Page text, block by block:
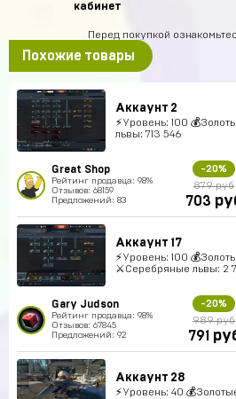
кабинет
Перед покупкой
Похожие товары
Аккаунт 2
⚡Уровень: 100
львы: 713 546
Great Shop
Рейтинг продавца: 98%
Отзывов: 68159
Предложений: 83
-20%
879 руб
703
Аккаунт 17
⚡Уровень: 100
⚔Серебряные львы: 2
Gary Judson
Рейтинг продавца: 98%
Отзывов: 67845
Предложений: 92
-20%
989 руб
791
Аккаунт 28
⚡Уровень: 40